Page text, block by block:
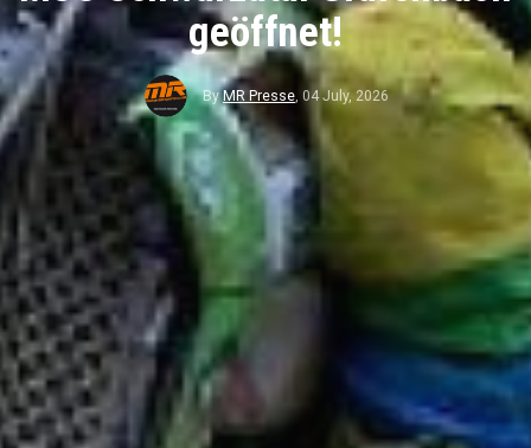
geöffnet!
By MR Presse, 04 July, 2026